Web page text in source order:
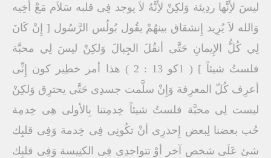
ليسَ لأِنَّها ردِيئة وَلكِنْ لأِنَّهُ لاَ يوجد فِى قلبه سَلاَم مَعَْ أخِيه
وَالله لاَ يُرِيد إِنشقاق بينهُمْ يقُول بُولُس الرَّسُول [ إِنْ كَانَ
لِي كُلُّ الإِيمانِ حَتَّى أنقُلَ الجِبالَ وَلكِنْ ليسَ لِي محبَّة
فلستُ شيئاً ] ( 1كو 13 : 2 ) هذا أمر خطِير كون إِنِّى
أعرِف كُلّ المعرِفة وَإِنْ سلَّمت جسدِى حَتَّى يحترِق وَلكِنْ
ليست لِى محبَّة فلستُ شيئاً خِدمِتنا بِالأولى هِى خِدمِة
حُب بعضنا لِبعض إِحذرِى أنْ تكُونِى فِى خِدمة وَفِى قلبِك
شئ عَلَى شخص آخر أوْ تتواجدِى فِى الكنِيسة وَفِى قلبِك